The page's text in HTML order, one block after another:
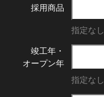
採用商品
指定なし
竣工年・
オープン年
指定なし